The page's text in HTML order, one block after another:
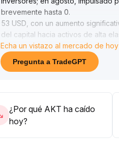
brevemente hasta 0.
53 USD, con un aumento
del capital hacia activos de alta
Aunque técnicamente AKT ha
toma de ganancias; si no logra
48 USD, existe el riesgo de
Echa un vistazo al mercado de
Pregunta a TradeGPT
¿Por qué AKT ha caído
hoy?